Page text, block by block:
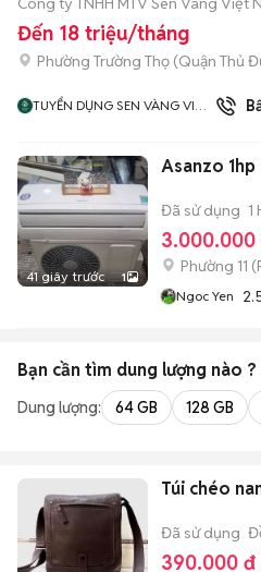
Đến 18 triệu/tháng
Phường Trường Thọ (Quận Thủ
TUYỂN DỤNG SEN VÀNG VIỆT
41 giây trước 1
Asanzo
Đã sử dụng 1
3.000.000
Phường 11 (
Ngoc Yen
Bạn cần tìm dung lượng nào ?
Dung lượng: 64 GB 128 GB
Túi chéo
Đã sử dụng
390.000 đ